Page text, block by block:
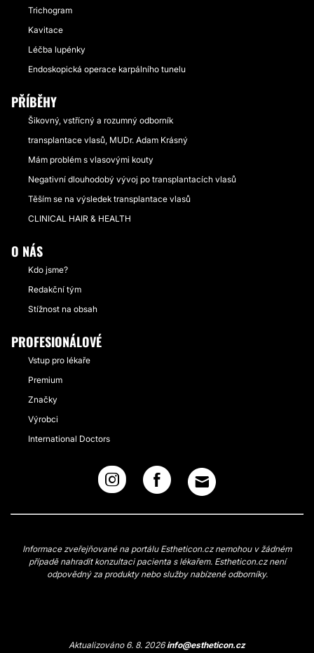
Trichogram
Kavitace
Léčba lupénky
Endoskopická operace karpálního tunelu
PŘÍBĚHY
Šikovný, vstřícný a rozumný odborník
transplantace vlasů, MUDr. Adam Krásný
Mám problém s vlasovými kouty
Negativní dlouhodobý vývoj po transplantacích vlasů
Těším se na výsledek transplantace vlasů
CLINICAL HAIR & HEALTH
O NÁS
Kdo jsme?
Redakční tým
Stížnost na obsah
PROFESIONÁLOVÉ
Vstup pro lékaře
Premium
Značky
Výrobci
International Doctors
Informace zveřejňované na portálu Estheticon.cz nemohou v žádném
případě nahradit konzultaci pacienta s lékařem. Estheticon.cz není
odpovědný za produkty nebo služby nabízené odborníky.
Aktualizováno 6. 8. 2026info@estheticon.cz